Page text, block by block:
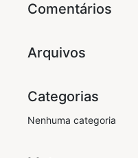
Comentários
Arquivos
Categorias
Nenhuma categoria